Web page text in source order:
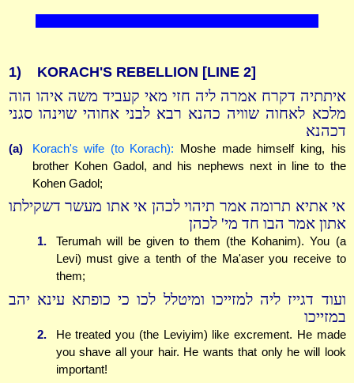
1) KORACH'S REBELLION [LINE 2]
איתתיה דקרח אמרה ליה חזי מאי קעביד משה איהו הוה
מלכא לאחוה שוויה כהנא רבא לבני אחוהי שוינהו סגני
דכהנא
(a) Korach's wife (to Korach): Moshe made himself king, his
brother Kohen Gadol, and his nephews next in line to the
Kohen Gadol;
אי אתיא תרומה אמר תיהוי לכהן אי אתו מעשר דשקילתו
אתון אמר הבו חד מי' לכהן
1.
Terumah will be given to them (the Kohanim). You (a
Levi) must give a tenth of the Ma'aser you receive to
them;
ועוד דגייז ליה למזייכו ומיטלל לכו כי כופתא עינא יהב
במזייכו
2.
He treated you (the Leviyim) like excrement. He made
you shave all your hair. He wants that only he will look
important!